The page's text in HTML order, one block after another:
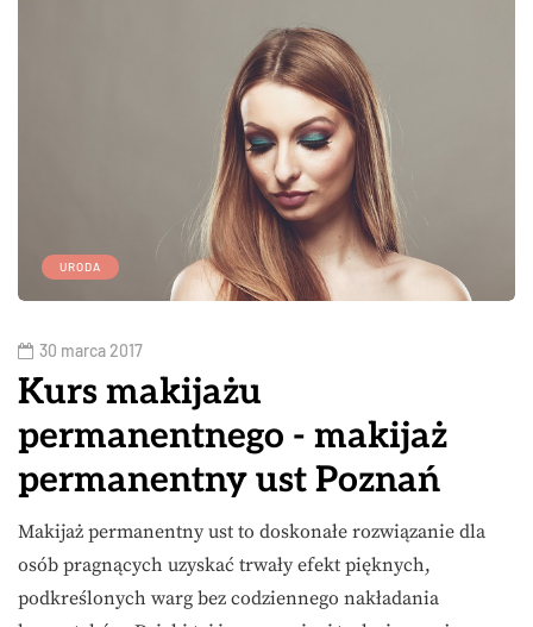
URODA
30 marca 2017
Kurs makijażu
permanentnego - makijaż
permanentny ust Poznań
Makijaż permanentny ust to doskonałe rozwiązanie dla
osób pragnących uzyskać trwały efekt pięknych,
podkreślonych warg bez codziennego nakładania